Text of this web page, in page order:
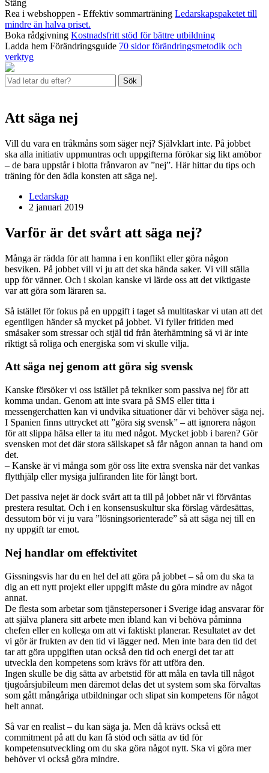
Stäng
Rea i webshoppen - Effektiv sommarträning Ledarskapspaketet till
mindre än halva priset.
Boka rådgivning Kostnadsfritt stöd för bättre utbildning
Ladda hem Förändringsguide 70 sidor förändringsmetodik och
verktyg
Sök
Att säga nej
Vill du vara en tråkmåns som säger nej? Självklart inte. På jobbet
ska alla initiativ uppmuntras och uppgifterna förökar sig likt amöbor
– de bara uppstår i blotta frånvaron av ”nej”. Här hittar du tips och
träning för den ädla konsten att säga nej.
Ledarskap
2 januari 2019
Varför är det svårt att säga nej?
Många är rädda för att hamna i en konflikt eller göra någon
besviken. På jobbet vill vi ju att det ska hända saker. Vi vill ställa
upp för vänner. Och i skolan kanske vi lärde oss att det viktigaste
var att göra som läraren sa.
Så istället för fokus på en uppgift i taget så multitaskar vi utan att det
egentligen händer så mycket på jobbet. Vi fyller fritiden med
småsaker som stressar och stjäl tid från återhämtning så vi är inte
riktigt så roliga och energiska som vi skulle vilja.
Att säga nej genom att göra sig svensk
Kanske försöker vi oss istället på tekniker som passiva nej för att
komma undan. Genom att inte svara på SMS eller titta i
messengerchatten kan vi undvika situationer där vi behöver säga nej.
I Spanien finns uttrycket att ”göra sig svensk” – att ignorera någon
för att slippa hälsa eller ta itu med något. Mycket jobb i baren? Gör
svensken mot det där stora sällskapet så får någon annan ta hand om
det.
– Kanske är vi många som gör oss lite extra svenska när det vankas
flytthjälp eller mysiga julfiranden lite för långt bort.
Det passiva nejet är dock svårt att ta till på jobbet när vi förväntas
prestera resultat. Och i en konsensuskultur ska förslag värdesättas,
dessutom bör vi ju vara ”lösningsorienterade” så att säga nej till en
ny uppgift tar emot.
Nej handlar om effektivitet
Gissningsvis har du en hel del att göra på jobbet – så om du ska ta
dig an ett nytt projekt eller uppgift måste du göra mindre av något
annat.
De flesta som arbetar som tjänstepersoner i Sverige idag ansvarar för
att själva planera sitt arbete men ibland kan vi behöva påminna
chefen eller en kollega om att vi faktiskt planerar. Resultatet av det
vi gör är frukten av den tid vi lägger ned. Men inte bara den tid det
tar att göra uppgiften utan också den tid och energi det tar att
utveckla den kompetens som krävs för att utföra den.
Ingen skulle be dig sätta av arbetstid för att måla en tavla till något
tjugoårsjubileum men däremot delas det ut system som ska förvaltas
som gått mångåriga utbildningar och slipat sin kompetens för något
helt annat.
Så var en realist – du kan säga ja. Men då krävs också ett
commitment på att du kan få stöd och sätta av tid för
kompetensutveckling om du ska göra något nytt. Ska vi göra mer
behöver vi också göra mindre.